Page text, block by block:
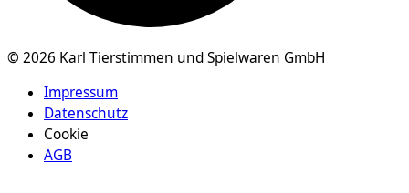
© 2026 Karl Tierstimmen und Spielwaren GmbH
Impressum
Datenschutz
Cookie
AGB